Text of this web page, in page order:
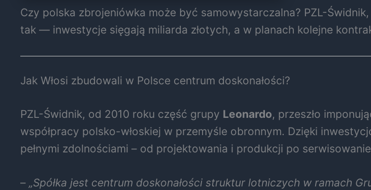
Czy polska zbrojeniówka może być samowystarczalna? PZL-
tak — inwestycje sięgają miliarda złotych, a w planach kolejne
Jak Włosi zbudowali w Polsce centrum doskonałości?
PZL-Świdnik, od 2010 roku część grupy Leonardo, przeszło
współpracy polsko-włoskiej w przemyśle obronnym. Dzięki
pełnymi zdolnościami – od projektowania i produkcji po
– „Spółka jest centrum doskonałości struktur lotniczych w ramach